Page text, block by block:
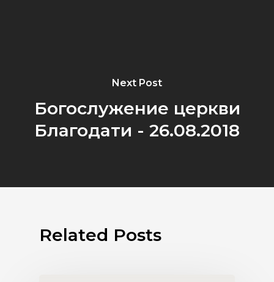
Next Post
Богослужение церкви
Благодати - 26.08.2018
Related Posts